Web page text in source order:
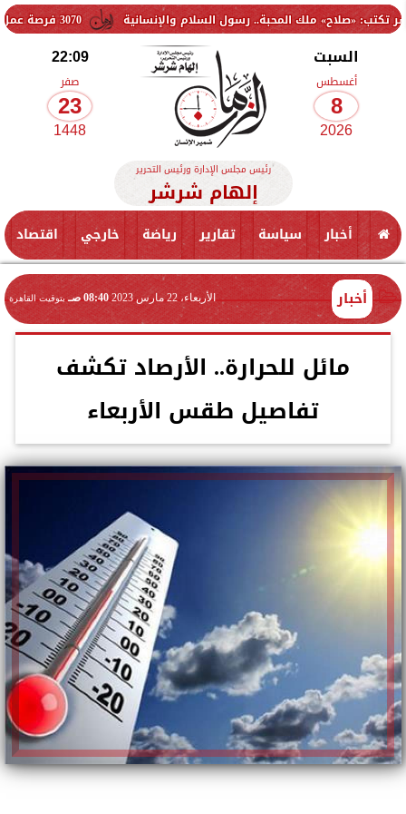
3070 فرصة عمل جديدة بالقطاع الخاص.. وظائف برواتب تصل إلى 9500 جنيه ملك المحبة.. رسول السلام والإنسانية
السبت
أغسطس
8
2026
22:09
صفر
23
1448
رئيس مجلس الإدارة ورئيس التحرير
إلهام شرشر
أخبار سياسة تقارير رياضة خارجي اقتصاد
أخبار الأربعاء، 22 مارس 2023 08:40 صـ بتوقيت القاهرة
مائل للحرارة.. الأرصاد تكشف
تفاصيل طقس الأربعاء